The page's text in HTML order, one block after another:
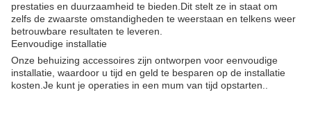
prestaties en duurzaamheid te bieden.Dit stelt ze in staat om
zelfs de zwaarste omstandigheden te weerstaan en telkens weer
betrouwbare resultaten te leveren.
Eenvoudige installatie
Onze behuizing accessoires zijn ontworpen voor eenvoudige
installatie, waardoor u tijd en geld te besparen op de installatie
kosten.Je kunt je operaties in een mum van tijd opstarten..